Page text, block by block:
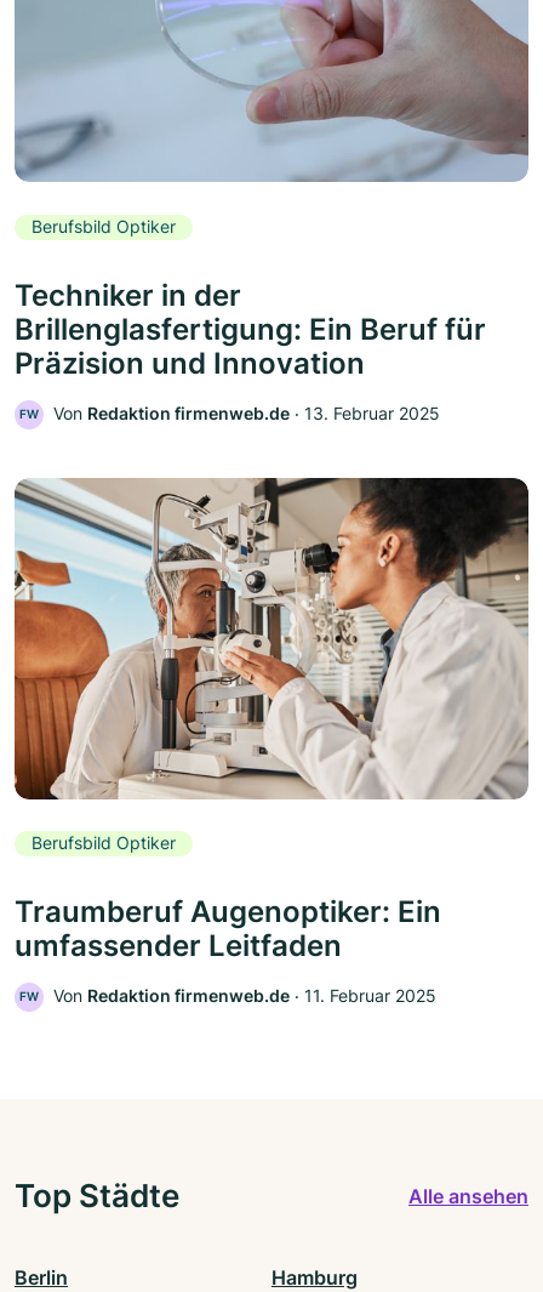
Berufsbild Optiker
Techniker in der
Brillenglasfertigung: Ein Beruf für
Präzision und Innovation
FW Von Redaktion firmenweb.de ‧ 13. Februar 2025
Berufsbild Optiker
Traumberuf Augenoptiker: Ein
umfassender Leitfaden
FW Von Redaktion firmenweb.de ‧ 11. Februar 2025
Top Städte Alle ansehen
Berlin Hamburg